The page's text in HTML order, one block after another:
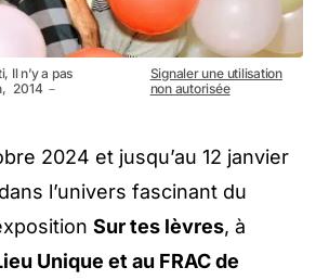
Il n’y a pas
2014 －
Signaler une utilisation
non autorisée
2024 et jusqu’au 12 janvier
l’univers fascinant du
Sur tes lèvres, à
Unique et au FRAC de